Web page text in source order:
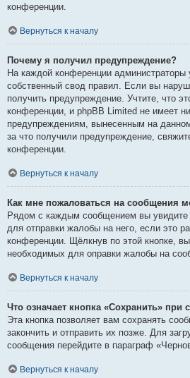
конференции.
Вернуться к началу
Почему я получил предупреждение?
На каждой конференции администраторы
собственный свод правил. Если вы
получить предупреждение. Учтите, что
конференции, и phpBB Limited не имеет
предупреждениям, вынесенным на
за что получили предупреждение,
конференции.
Вернуться к началу
Как мне пожаловаться на сообщения
Рядом с каждым сообщением вы увидите
для отправки жалобы на него, если это
конференции. Щёлкнув по этой кнопке,
необходимых для оправки жалобы на
Вернуться к началу
Что означает кнопка «Сохранить» при
Эта кнопка позволяет вам сохранять
закончить и отправить их позже. Для
сообщения перейдите в параграф
Вернуться к началу